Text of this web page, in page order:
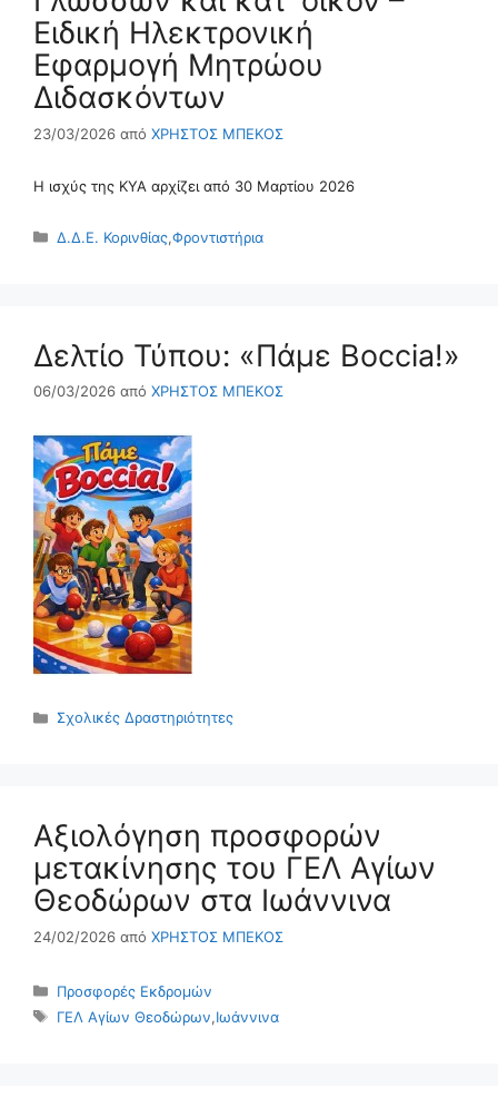
Ειδική Ηλεκτρονική
Εφαρμογή Μητρώου
Διδασκόντων
23/03/2026 από ΧΡΗΣΤΟΣ ΜΠΕΚΟΣ
Η ισχύς της ΚΥΑ αρχίζει από 30 Μαρτίου 2026
Κατηγορίες
Δ.Δ.Ε. Κορινθίας,Φροντιστήρια
Δελτίο Τύπου: «Πάμε Boccia!»
06/03/2026 από ΧΡΗΣΤΟΣ ΜΠΕΚΟΣ
Κατηγορίες
Σχολικές Δραστηριότητες
Αξιολόγηση προσφορών
μετακίνησης του ΓΕΛ Αγίων
Θεοδώρων στα Ιωάννινα
24/02/2026 από ΧΡΗΣΤΟΣ ΜΠΕΚΟΣ
Κατηγορίες
Προσφορές Εκδρομών
Ετικέτες
ΓΕΛ Αγίων Θεοδώρων,Ιωάννινα